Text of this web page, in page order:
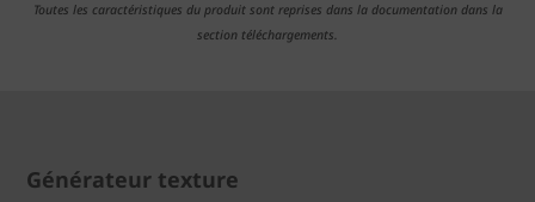
Toutes les caractéristiques du produit sont reprises dans la documentation dans la
section téléchargements.
Générateur texture